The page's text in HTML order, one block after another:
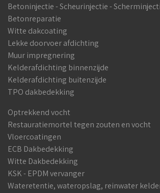
Betoninjectie - Scheurinjectie -
Betonreparatie
Witte dakcoating
Lekke doorvoer afdichting
Muur impregnering
Kelderafdichting binnenzijde
Kelderafdichting buitenzijde
TPO dakbedekking
Optrekkend vocht
Restauratiemortel tegen zouten en vocht
Vloercoatingen
ECB Dakbedekking
Witte Dakbedekking
KSK - EPDM vervanger
Wateretentie, wateropslag, reinwater